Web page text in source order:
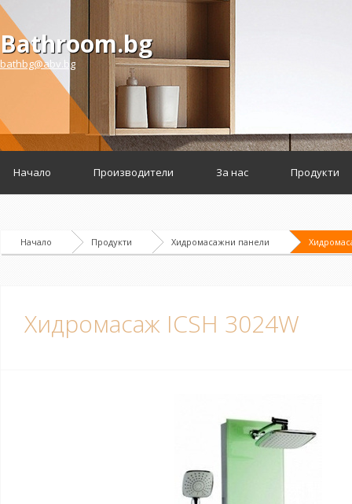
Bathroom.bg
bathbg@abv.bg
Начало Производители За нас Продукти
Начало Продукти Хидромасажни панели
Хидромасаж ICSH 3024W